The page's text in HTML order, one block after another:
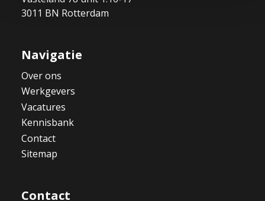
3011 BN Rotterdam
Navigatie
Over ons
Werkgevers
Vacatures
Kennisbank
Contact
Sitemap
Contact